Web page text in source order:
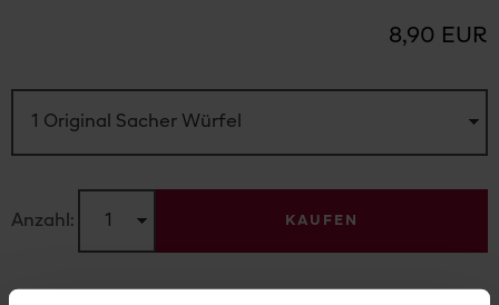
8,90 EUR
Anzahl: KAUFEN